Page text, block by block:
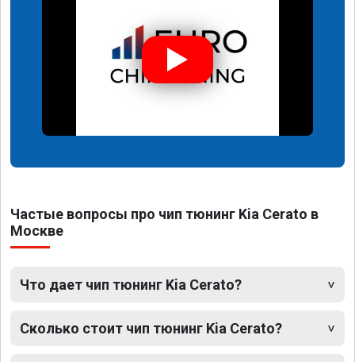
Частые вопросы про чип тюнинг Kia Cerato в
Москве
Что дает чип тюнинг Kia Cerato?
Сколько стоит чип тюнинг Kia Cerato?